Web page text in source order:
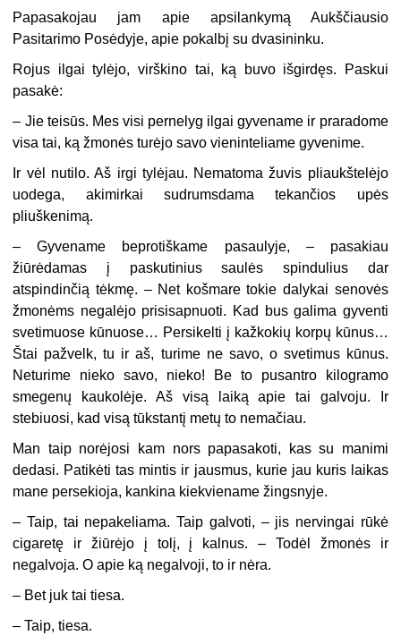
Papasakojau jam apie apsilankymą Aukščiausio
Pasitarimo Posėdyje, apie pokalbį su dvasininku.
Rojus ilgai tylėjo, virškino tai, ką buvo išgirdęs. Paskui
pasakė:
– Jie teisūs. Mes visi pernelyg ilgai gyvename ir praradome
visa tai, ką žmonės turėjo savo vieninteliame gyvenime.
Ir vėl nutilo. Aš irgi tylėjau. Nematoma žuvis pliaukštelėjo
uodega, akimirkai sudrumsdama tekančios upės
pliuškenimą.
– Gyvename beprotiškame pasaulyje, – pasakiau
žiūrėdamas į paskutinius saulės spindulius dar
atspindinčią tėkmę. – Net košmare tokie dalykai senovės
žmonėms negalėjo prisisapnuoti. Kad bus galima gyventi
svetimuose kūnuose… Persikelti į kažkokių korpų kūnus…
Štai pažvelk, tu ir aš, turime ne savo, o svetimus kūnus.
Neturime nieko savo, nieko! Be to pusantro kilogramo
smegenų kaukolėje. Aš visą laiką apie tai galvoju. Ir
stebiuosi, kad visą tūkstantį metų to nemačiau.
Man taip norėjosi kam nors papasakoti, kas su manimi
dedasi. Patikėti tas mintis ir jausmus, kurie jau kuris laikas
mane persekioja, kankina kiekviename žingsnyje.
– Taip, tai nepakeliama. Taip galvoti, – jis nervingai rūkė
cigaretę ir žiūrėjo į tolį, į kalnus. – Todėl žmonės ir
negalvoja. O apie ką negalvoji, to ir nėra.
– Bet juk tai tiesa.
– Taip, tiesa.